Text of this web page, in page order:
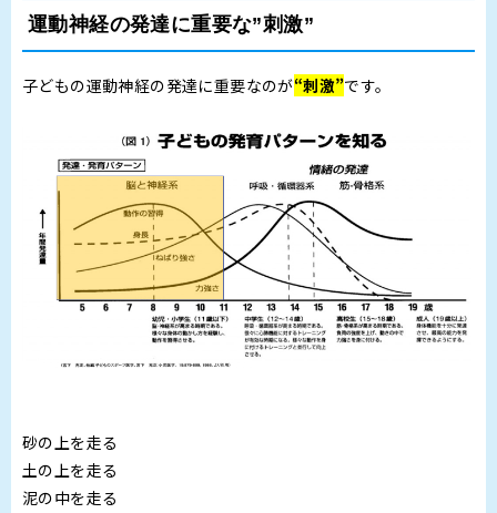
運動神経の発達に重要な”刺激”
子どもの運動神経の発達に重要なのが“刺激”です。
砂の上を走る
土の上を走る
泥の中を走る